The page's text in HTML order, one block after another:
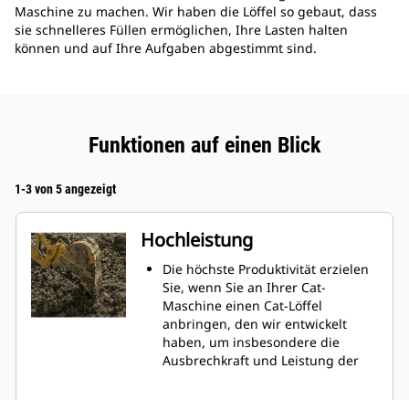
Maschine zu machen. Wir haben die Löffel so gebaut, dass
sie schnelleres Füllen ermöglichen, Ihre Lasten halten
können und auf Ihre Aufgaben abgestimmt sind.
Funktionen auf einen Blick
1-3 von 5 angezeigt
Hochleistung
Die höchste Produktivität erzielen
Sie, wenn Sie an Ihrer Cat-
Maschine einen Cat-Löffel
anbringen, den wir entwickelt
haben, um insbesondere die
Ausbrechkraft und Leistung der